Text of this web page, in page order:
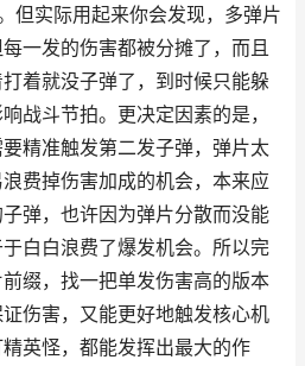
但实际用起来你会发现，多弹片
一发的伤害都被分摊了，而且
着就没子弹了，到时候只能躲
战斗节拍。更决定因素的是，
精准触发第二发子弹，弹片太
费掉伤害加成的机会，本来应
弹，也许因为弹片分散而没能
白白浪费了爆发机会。所以完
缀，找一把单发伤害高的版本
伤害，又能更好地触发核心机
英怪，都能发挥出最大的作